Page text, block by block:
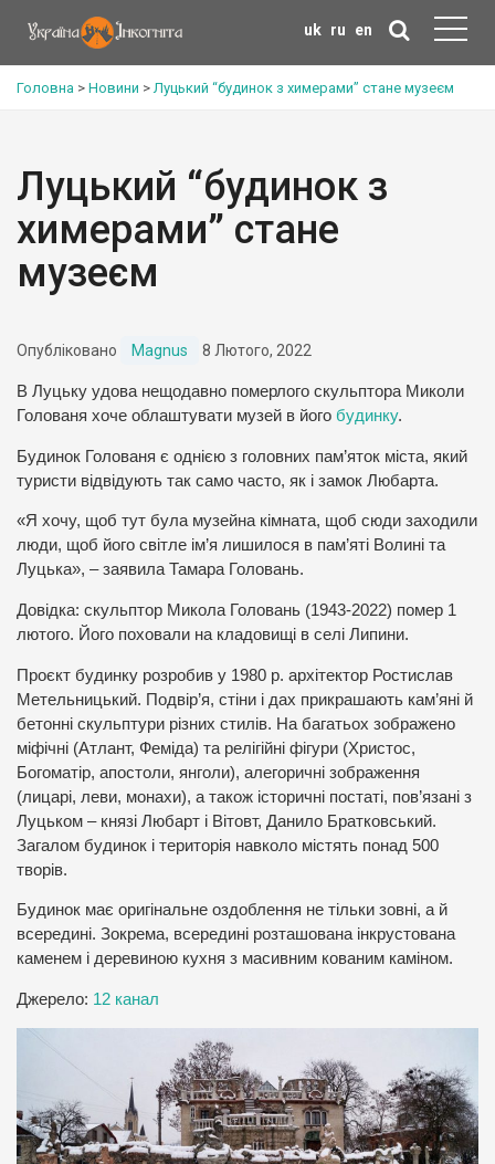
uk ru en
Головна > Новини >Луцький “будинок з химерами” стане музеєм
Луцький “будинок з
химерами” стане
музеєм
Опубліковано Magnus 8 Лютого, 2022
В Луцьку удова нещодавно померлого скульптора Миколи
Голованя хоче облаштувати музей в його будинку.
Будинок Голованя є однією з головних пам’яток міста, який
туристи відвідують так само часто, як і замок Любарта.
«Я хочу, щоб тут була музейна кімната, щоб сюди заходили
люди, щоб його світле ім’я лишилося в пам’яті Волині та
Луцька», – заявила Тамара Головань.
Довідка: скульптор Микола Головань (1943-2022) помер 1
лютого. Його поховали на кладовищі в селі Липини.
Проєкт будинку розробив у 1980 р. архітектор Ростислав
Метельницький. Подвір’я, стіни і дах прикрашають кам’яні й
бетонні скульптури різних стилів. На багатьох зображено
міфічні (Атлант, Феміда) та релігійні фігури (Христос,
Богоматір, апостоли, янголи), алегоричні зображення
(лицарі, леви, монахи), а також історичні постаті, пов’язані з
Луцьком – князі Любарт і Вітовт, Данило Братковський.
Загалом будинок і територія навколо містять понад 500
творів.
Будинок має оригінальне оздоблення не тільки зовні, а й
всередині. Зокрема, всередині розташована інкрустована
каменем і деревиною кухня з масивним кованим каміном.
Джерело: 12 канал